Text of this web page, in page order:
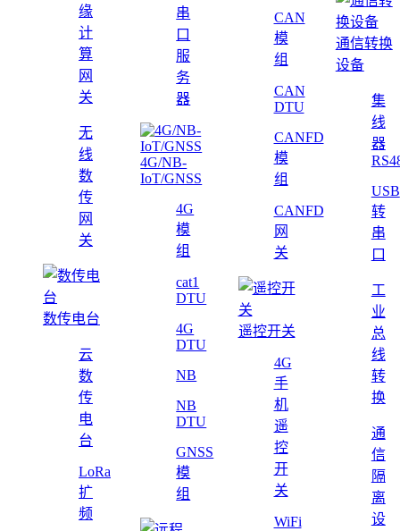
缘
计
算
网
关
无
线
数
传
网
关
数传电台
云
数
传
电
台
LoRa
扩
频
串
口
服
务
器
4G/NB-
IoT/GNSS
4G
模
组
cat1
DTU
4G
DTU
NB
NB
DTU
GNSS
模
组
CAN
模
组
CAN
DTU
CANFD
模
组
CANFD
网
关
遥控开关
4G
手
机
遥
控
开
关
WiFi
通信转换
设备
集
线
器
USB
转
串
口
工
业
总
线
转
换
通
信
隔
离
设